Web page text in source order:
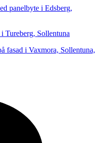
panelbyte i Edsberg,
Tureberg, Sollentuna
fasad i Vaxmora, Sollentuna,